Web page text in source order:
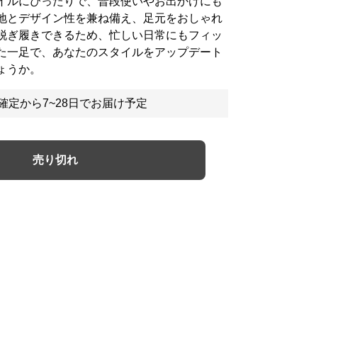
とデザイン性を兼ね備え、足元をおしゃれ
ぎ履きできるため、忙しい日常にもフィッ
一足で、あなたのスタイルをアップデート
うか。
定から7~28日でお届け予定
売り切れ